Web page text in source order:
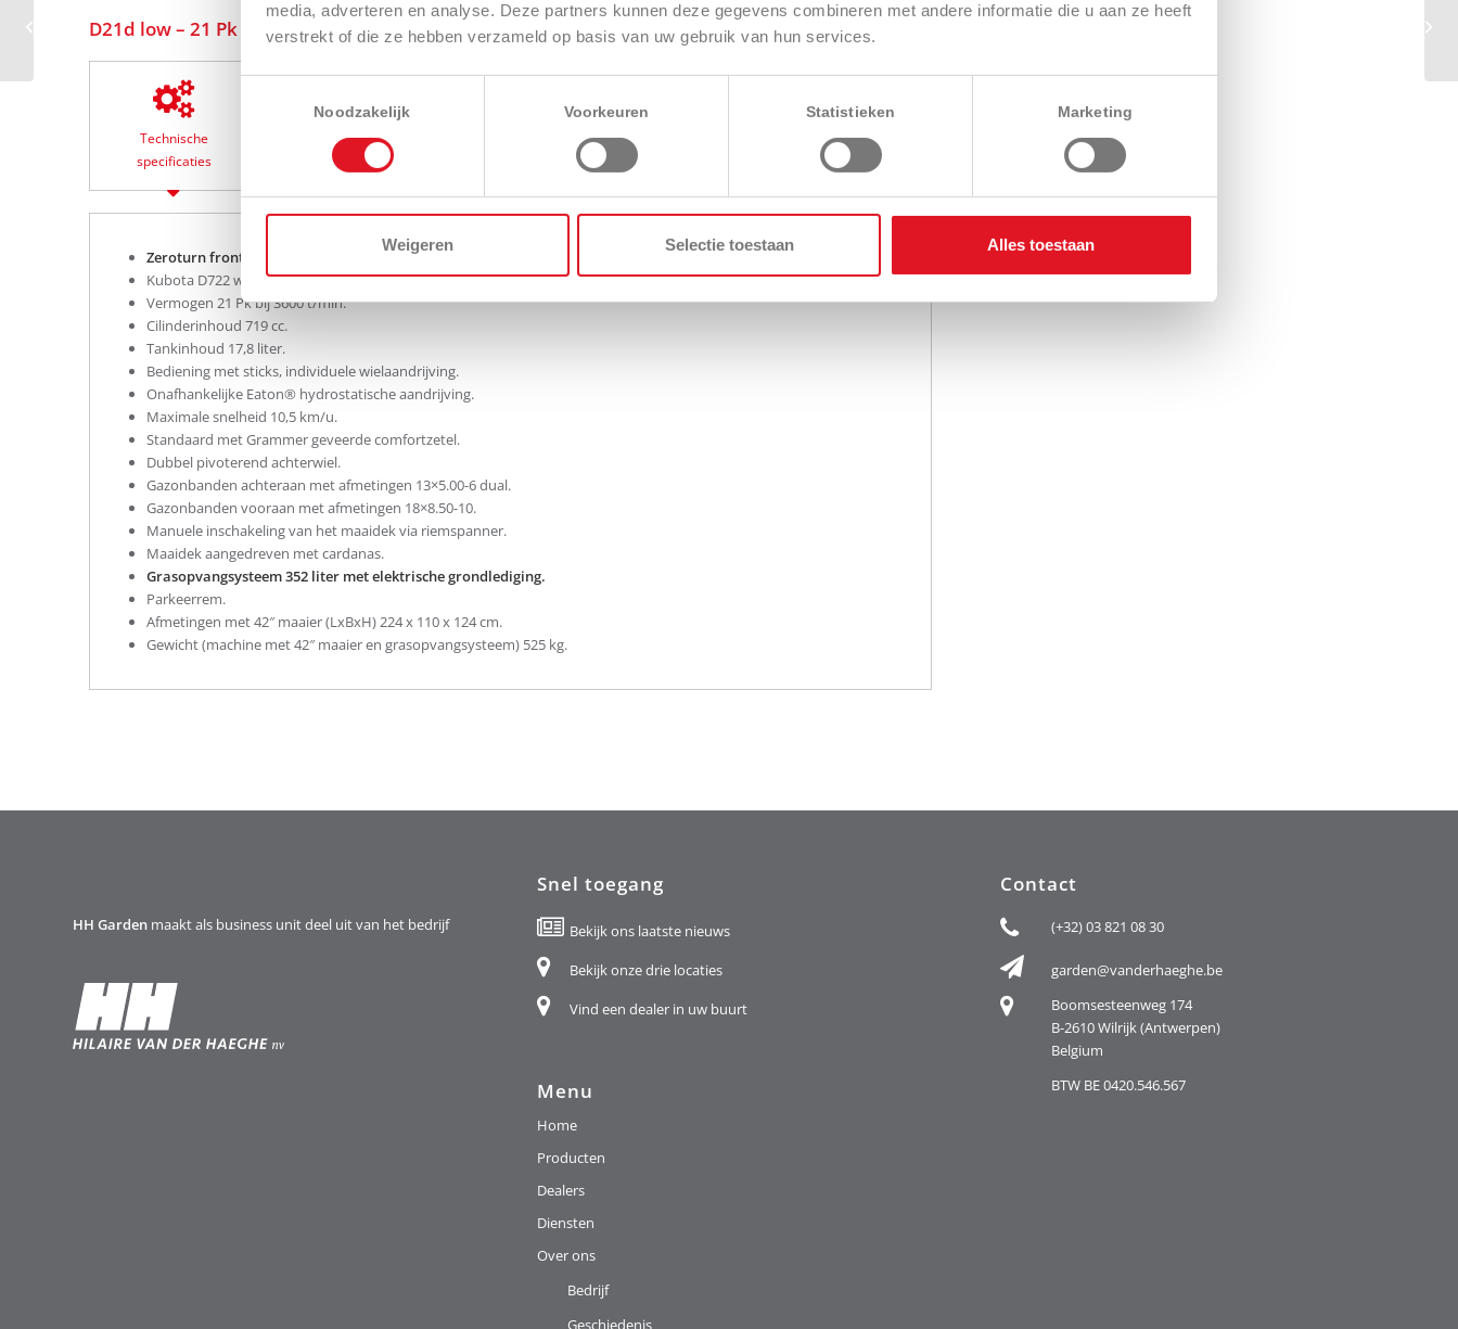
media, adverteren en analyse. Deze partners kunnen deze gegevens combineren met andere informatie die u aan ze heeft
verstrekt of die ze hebben verzameld op basis van uw gebruik van hun services.
Noodzakelijk Voorkeuren Statistieken Marketing
Weigeren Selectie toestaan Alles toestaan
D21d low – 21 Pk diesel – low dump in detail
Technische
specificaties
Uitrustingen en
Videos
Zeroturn frontmaaier Walker D21d low – low dump.
Kubota D722 watergekoelde diesel motor – 3 cilinders.
Vermogen 21 Pk bij 3600 t/min.
Cilinderinhoud 719 cc.
Tankinhoud 17,8 liter.
Bediening met sticks, individuele wielaandrijving.
Onafhankelijke Eaton® hydrostatische aandrijving.
Maximale snelheid 10,5 km/u.
Standaard met Grammer geveerde comfortzetel.
Dubbel pivoterend achterwiel.
Gazonbanden achteraan met afmetingen 13×5.00-6 dual.
Gazonbanden vooraan met afmetingen 18×8.50-10.
Manuele inschakeling van het maaidek via riemspanner.
Maaidek aangedreven met cardanas.
Grasopvangsysteem 352 liter met elektrische grondlediging.
Parkeerrem.
Afmetingen met 42″ maaier (LxBxH) 224 x 110 x 124 cm.
Gewicht (machine met 42″ maaier en grasopvangsysteem) 525 kg.
HH Garden maakt als business unit deel uit van het bedrijf
Snel toegang
Bekijk ons laatste nieuws
Bekijk onze drie locaties
Vind een dealer in uw buurt
Menu
Home
Producten
Dealers
Diensten
Over ons
Bedrijf
Geschiedenis
Contact
(+32) 03 821 08 30
garden@vanderhaeghe.be
Boomsesteenweg 174
B-2610 Wilrijk (Antwerpen)
Belgium
BTW BE 0420.546.567
D21 – 21 Pk diesel